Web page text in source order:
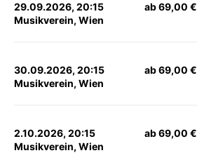
29.09.2026, 20:15
Musikverein, Wien
ab 69,00 €
30.09.2026, 20:15
Musikverein, Wien
ab 69,00 €
2.10.2026, 20:15
Musikverein, Wien
ab 69,00 €